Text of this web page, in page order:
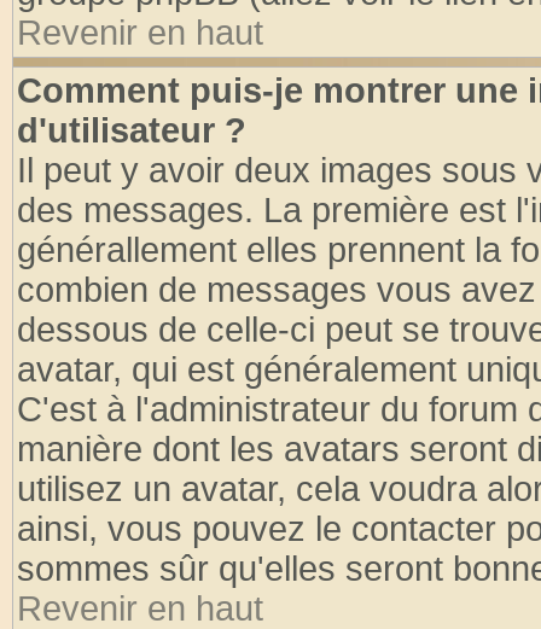
Revenir en haut
Comment puis-je montrer une
d'utilisateur ?
Il peut y avoir deux images sous
des messages. La première est
générallement elles prennent la
combien de messages vous
dessous de celle-ci peut se
avatar, qui est généralement
C'est à l'administrateur du forum
manière dont les avatars seront
utilisez un avatar, cela voudra
ainsi, vous pouvez le contacter
sommes sûr qu'elles seront
Revenir en haut